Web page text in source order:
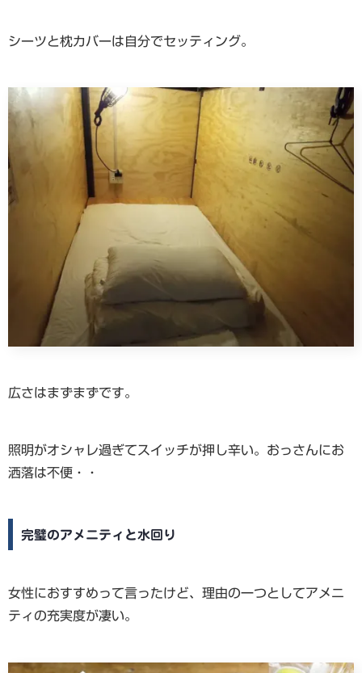
シーツと枕カバーは自分でセッティング。
広さはまずまずです。
照明がオシャレ過ぎてスイッチが押し辛い。おっさんにお
洒落は不便・・
完璧のアメニティと水回り
女性におすすめって言ったけど、理由の一つとしてアメニ
ティの充実度が凄い。